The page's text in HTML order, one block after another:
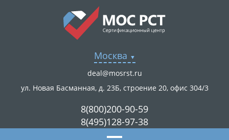
Москва
deal@mosrst.ru
ул. Новая Басманная, д. 23Б, строение 20, офис 304/3
8(800)200-90-59
8(495)128-97-38